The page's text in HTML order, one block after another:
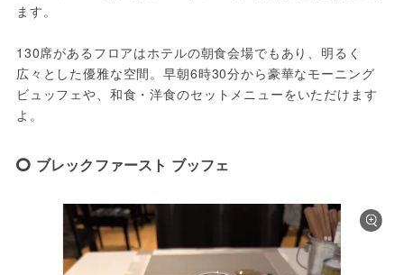
ます。
130席があるフロアはホテルの朝食会場でもあり、明るく
広々とした優雅な空間。早朝6時30分から豪華なモーニング
ビュッフェや、和食・洋食のセットメニューをいただけます
よ。
ブレックファースト ブッフェ